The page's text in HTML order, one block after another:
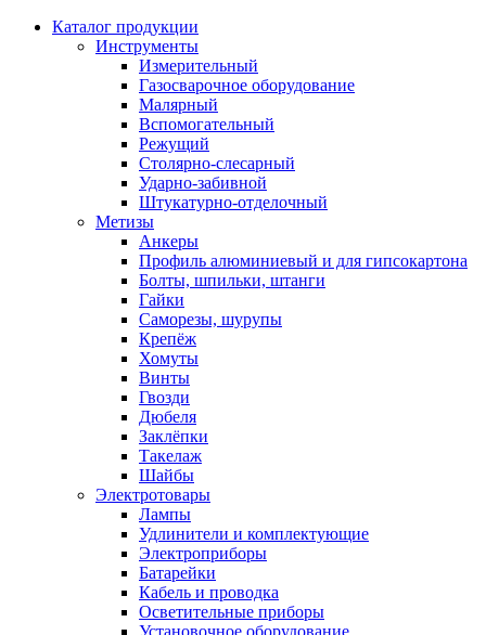
Каталог продукции
Инструменты
Измерительный
Газосварочное оборудование
Малярный
Вспомогательный
Режущий
Столярно-слесарный
Ударно-забивной
Штукатурно-отделочный
Метизы
Анкеры
Профиль алюминиевый и для гипсокартона
Болты, шпильки, штанги
Гайки
Саморезы, шурупы
Крепёж
Хомуты
Винты
Гвозди
Дюбеля
Заклёпки
Такелаж
Шайбы
Электротовары
Лампы
Удлинители и комплектующие
Электроприборы
Батарейки
Кабель и проводка
Осветительные приборы
Установочное оборудование